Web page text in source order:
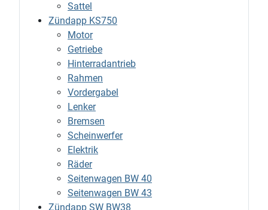
Sattel
Zündapp KS750
Motor
Getriebe
Hinterradantrieb
Rahmen
Vordergabel
Lenker
Bremsen
Scheinwerfer
Elektrik
Räder
Seitenwagen BW 40
Seitenwagen BW 43
Zündapp SW BW38